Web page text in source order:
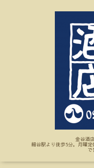
金谷酒
細谷駅より徒歩5分。月曜
で